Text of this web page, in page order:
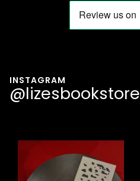
INSTAGRAM
@lizesbookstore